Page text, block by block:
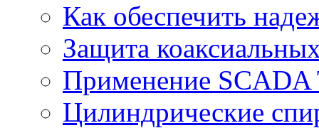
Как обеспечить
Защита
Применение
Цилиндрические